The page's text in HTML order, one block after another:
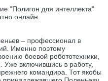
"Полигон для интеллекта"
онлайн.
– профессионал в
Именно поэтому
боевой робототехники,
Уже включившись в работу,
командира. Тот якобы